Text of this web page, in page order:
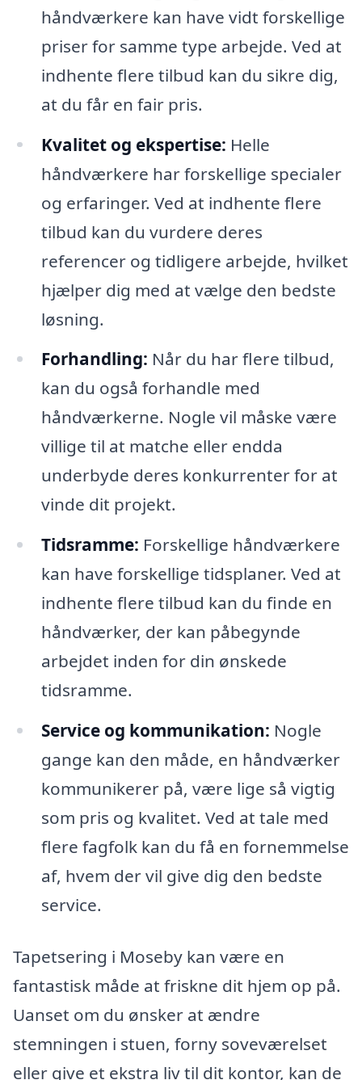
håndværkere kan have vidt forskellige
priser for samme type arbejde. Ved at
indhente flere tilbud kan du sikre dig,
at du får en fair pris.
Kvalitet og ekspertise: Helle
håndværkere har forskellige specialer
og erfaringer. Ved at indhente flere
tilbud kan du vurdere deres
referencer og tidligere arbejde, hvilket
hjælper dig med at vælge den bedste
løsning.
Forhandling: Når du har flere tilbud,
kan du også forhandle med
håndværkerne. Nogle vil måske være
villige til at matche eller endda
underbyde deres konkurrenter for at
vinde dit projekt.
Tidsramme: Forskellige håndværkere
kan have forskellige tidsplaner. Ved at
indhente flere tilbud kan du finde en
håndværker, der kan påbegynde
arbejdet inden for din ønskede
tidsramme.
Service og kommunikation: Nogle
gange kan den måde, en håndværker
kommunikerer på, være lige så vigtig
som pris og kvalitet. Ved at tale med
flere fagfolk kan du få en fornemmelse
af, hvem der vil give dig den bedste
service.
Tapetsering i Moseby kan være en
fantastisk måde at friskne dit hjem op på.
Uanset om du ønsker at ændre
stemningen i stuen, forny soveværelset
eller give et ekstra liv til dit kontor, kan de